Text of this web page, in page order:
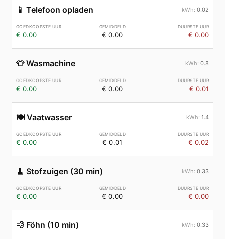
📱 Telefoon opladen 0.02
€ 0.00 € 0.00 € 0.00
👕 Wasmachine 0.8
€ 0.00 € 0.00 € 0.01
🍽️ Vaatwasser 1.4
€ 0.00 € 0.01 € 0.02
🧹 Stofzuigen (30 min) 0.33
€ 0.00 € 0.00 € 0.00
💨 Föhn (10 min) 0.33